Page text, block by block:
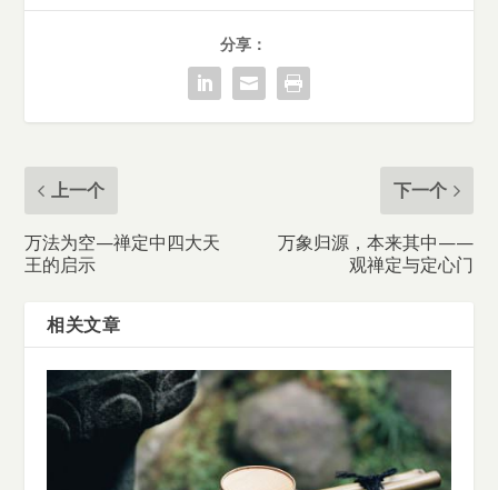
分享：
上一个
万法为空—禅定中四大天
王的启示
下一个
万象归源，本来其中——
观禅定与定心门
相关文章